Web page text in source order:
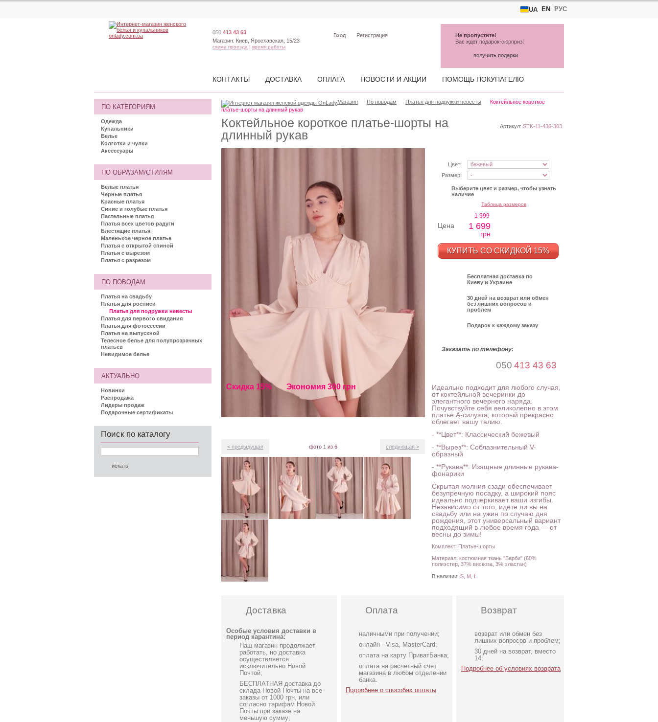
UA EN РУС
Коктейльное короткое платье-шорты на
длинный рукав
Артикул: STK-11-436-303
Скидка 15% Экономия 300 грн
Цвет:
Размер:
Выберите цвет и размер, чтобы узнать
наличие
Таблица размеров
Цена
1 999
1 699
грн
КУПИТЬ СО СКИДКОЙ 15%
Бесплатная доставка по
Киеву и Украине
30 дней на возврат или обмен
без лишних вопросов и
проблем
Подарок к каждому заказу
Заказать по телефону:
050 413 43 63
Идеально подходит для любого случая,
от коктейльной вечеринки до
элегантного вечернего наряда.
Почувствуйте себя великолепно в этом
платье А-силуэта, который прекрасно
облегает вашу талию.
- **Цвет**: Классический бежевый
- **Вырез**: Соблазнительный V-
образный
- **Рукава**: Изящные длинные рукава-
фонарики
Скрытая молния сзади обеспечивает
безупречную посадку, а широкий пояс
идеально подчеркивает ваши изгибы.
Независимо от того, идете ли вы на
свадьбу или на ужин по случаю дня
рождения, этот универсальный вариант
подходящий в любое время года — от
весны до зимы!
Комплект: Платье-шорты
Материал: костюмная ткань "Барби" (60%
полиэстер, 37% вискоза, 3% эластан)
В наличии: S, M, L
< предыдущая фото 1 из 6 следующая >
Доставка
Особые условия доставки в
период карантина:
Наш магазин продолжает
работать, но доставка
осуществляется
исключительно Новой
Почтой;
БЕСПЛАТНАЯ доставка до
склада Новой Почты на все
заказы от 1000 грн, или
согласно тарифам Новой
Почты при заказе на
меньшую сумму;
Оплата
наличными при получении;
онлайн - Visa, MasterCard;
оплата на карту ПриватБанка;
оплата на расчетный счет
магазина в любом отделении
банка.
Подробнее о способах оплаты
Возврат
возврат или обмен без
лишних вопросов и проблем;
30 дней на возврат, вместо
14;
Подробнее об условиях возврата
Магазин По поводам Платья для подружки невесты
Коктейльное короткое
платье-шорты на длинный рукав
ПО КАТЕГОРИЯМ
Одежда
Купальники
Белье
Колготки и чулки
Аксессуары
ПО ОБРАЗАМ/СТИЛЯМ
Белые платья
Черные платья
Красные платья
Синие и голубые платья
Пастельные платья
Платья всех цветов радуги
Блестящие платья
Маленькое черное платье
Платья с открытой спиной
Платья с вырезом
Платья с разрезом
ПО ПОВОДАМ
Платья на свадьбу
Платья для росписи
Платья для подружки невесты
Платья для первого свидания
Платья для фотосессии
Платья на выпускной
Телесное белье для полупрозрачных
платьев
Невидимое белье
АКТУАЛЬНО
Новинки
Распродажа
Лидеры продаж
Подарочные сертификаты
Поиск по каталогу
050 413 43 63
Магазин: Киев, Ярославская, 15/23
схема проезда | время работы
Вход Регистрация
КОНТАКТЫ ДОСТАВКА ОПЛАТА НОВОСТИ И АКЦИИ ПОМОЩЬ ПОКУПАТЕЛЮ
Не пропустите!
Вас ждет подарок-сюрприз!
получить подарки